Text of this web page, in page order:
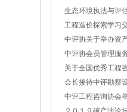
生态环境执法与评
工程造价探索学习
中评协关于举办资
中评协会员管理服
关于全国优秀工程
会长接待中评勘察
中评工程咨询协会